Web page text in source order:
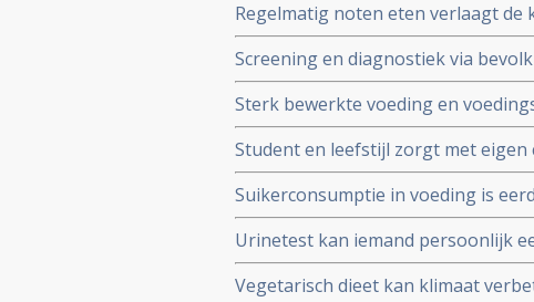
Regelmatig noten eten verlaagt
met 29 procent of aan kanker met
noten eten
Screening en diagnostiek via
en maakt iedere nederlander bijna
Samenleving in een rapport
Sterk bewerkte voeding en
kanker, vooral bij vrouwen met
bevolkingsonderzoek
Student en leefstijl zorgt met
het vak voeding in de zorg kunnen
Suikerconsumptie in voeding is
vooral bij cardiometabole
schadelijke gevolgen.
Urinetest kan iemand persoonlijk
zogezegd gepersonaliseerd dieet
Vegetarisch dieet kan klimaat